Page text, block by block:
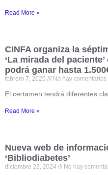
Read More »
CINFA organiza la
‘La mirada del
podrá ganar hasta
febrero 7, 2025 No hay comentarios
El certamen tendrá diferentes
Read More »
Nueva web de
‘Bibliodiabetes’
diciembre 23, 2024 No hay